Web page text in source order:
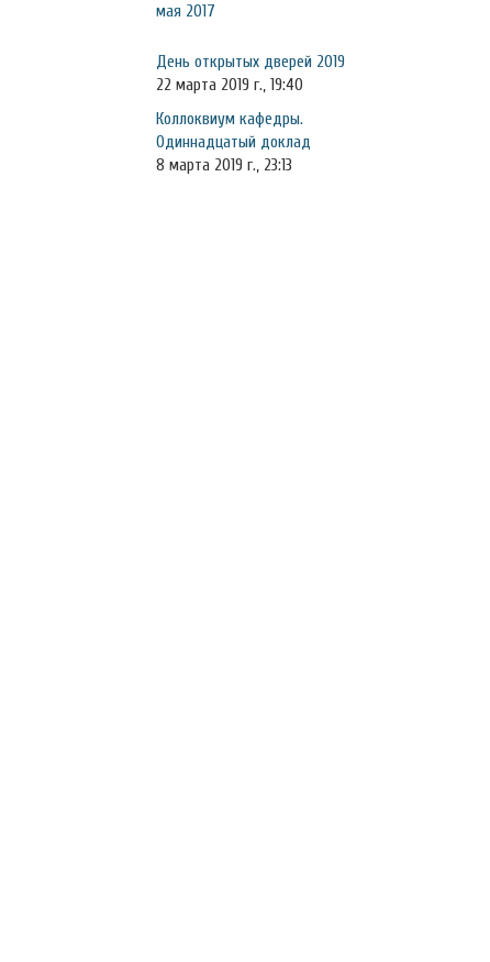
мая 2017
День открытых дверей 2019
22 марта 2019 г., 19:40
Коллоквиум кафедры.
Одиннадцатый доклад
8 марта 2019 г., 23:13